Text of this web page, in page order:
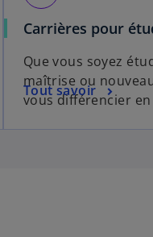
Carrières pour
Que vous soyez
maîtrise ou
vous différencier
Tout savoir